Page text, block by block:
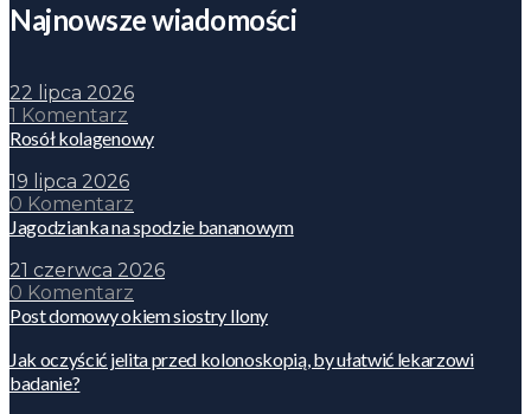
Najnowsze wiadomości
22 lipca 2026
1 Komentarz
Rosół kolagenowy
19 lipca 2026
0 Komentarz
Jagodzianka na spodzie bananowym
21 czerwca 2026
0 Komentarz
Post domowy okiem siostry Ilony
Jak oczyścić jelita przed kolonoskopią, by ułatwić lekarzowi
badanie?